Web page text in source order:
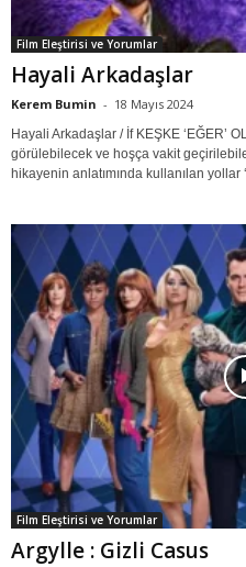
Film Eleştirisi ve Yorumlar
Hayali Arkadaşlar
Kerem Bumin - 18 Mayıs 2024
Hayali Arkadaşlar / İf KEŞKE ‘EĞER’
görülebilecek ve hoşça vakit
hikayenin anlatımında kullanılan yollar
Film Eleştirisi ve Yorumlar
Argylle : Gizli Casus